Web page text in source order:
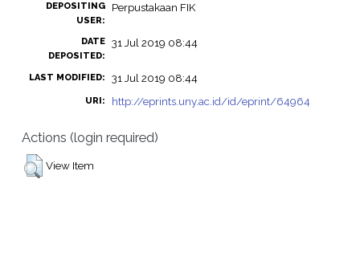
DEPOSITING
USER:
Perpustakaan FIK
DATE
DEPOSITED:
31 Jul 2019 08:44
LAST MODIFIED: 31 Jul 2019 08:44
URI: http://eprints.uny.ac.id/id/eprint/64964
Actions (login required)
View Item